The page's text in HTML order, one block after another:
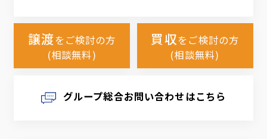
譲渡をご検討の方
(相談無料)
買収をご検討の方
(相談無料)
グループ総合お問い合わせはこちら